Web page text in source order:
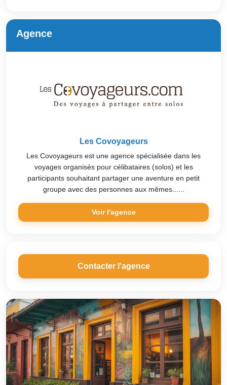
Agence
Les Covoyageurs
Les Covoyageurs est une agence spécialisée dans les
voyages organisés pour célibataires (solos) et les
participants souhaitant partager une aventure en petit
groupe avec des personnes aux mêmes......
Voir l'agence
Contacter l'agence